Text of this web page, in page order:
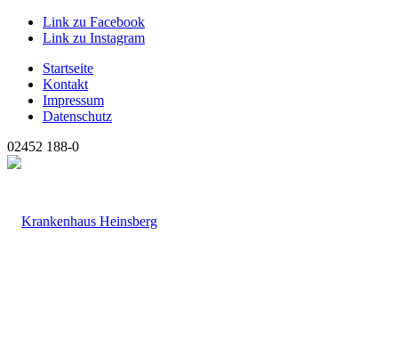
Link zu Facebook
Link zu Instagram
Startseite
Kontakt
Impressum
Datenschutz
02452 188-0